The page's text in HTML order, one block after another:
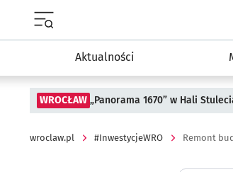
Aktualności
WROCŁAW „Panorama 1670” w Hali
wroclaw.pl #InwestycjeWRO Remont